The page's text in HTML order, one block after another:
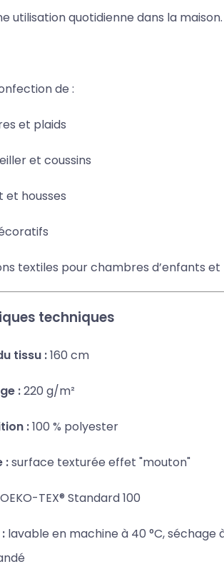
utilisation quotidienne dans la maison.
de :
et plaids
et coussins
et housses
textiles pour chambres d’enfants et
techniques
tissu :160 cm
:220 g/m²
:100 % polyester
:surface texturée effet "mouton"
OEKO-TEX® Standard 100
lavable en machine à 40 °C, séchage